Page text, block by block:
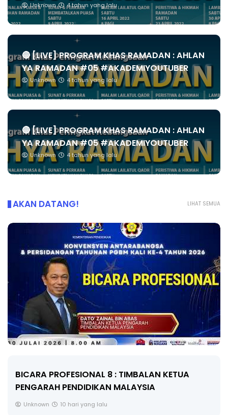
Unknown 4 tahun yang lalu
🔴 [LIVE] PROGRAM KHAS RAMADAN : AHLAN
YA RAMADAN #05 #AKADEMIYOUTUBER
Unknown 4 tahun yang lalu
🔴 [LIVE] PROGRAM KHAS RAMADAN : AHLAN
YA RAMADAN #05 #AKADEMIYOUTUBER
Unknown 4 tahun yang lalu
LIHAT SEMUA
AKAN DATANG!
BICARA PROFESIONAL 8 : TIMBALAN KETUA
PENGARAH PENDIDIKAN MALAYSIA
Unknown 10 hari yang lalu